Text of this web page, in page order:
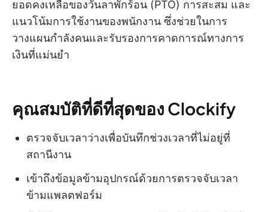
ยอดคงเหลือของวันลาพักร้อน (PTO) การสะสม และ
แนวโน้มการใช้งานของพนักงาน ซึ่งช่วยในการ
วางแผนกำลังคนและรับรองการคาดการณ์ทางการ
เงินที่แม่นยำ
คุณสมบัติที่ดีที่สุดของ Clockify
ตรวจจับเวลาว่างเพื่อบันทึกช่วงเวลาที่ไม่อยู่ที่
สถานีงาน
เข้าถึงข้อมูลข้ามอุปกรณ์ด้วยการตรวจจับเวลา
ข้ามแพลตฟอร์ม